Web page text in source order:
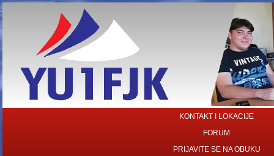
KONTAKT I LOKACIJE
FORUM
PRIJAVITE SE NA OBUKU